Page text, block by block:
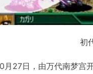
初
月27日，由万代南梦宫